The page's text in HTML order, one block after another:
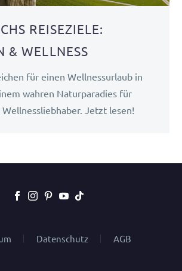
REISEZIELE:
& WELLNESS
für einen Wellnessurlaub in
wahren Naturparadies für
Jetzt lesen!
Datenschutz AGB